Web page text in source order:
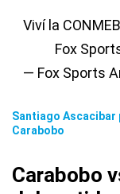
Viví la
Fox
— Fox Sports
Santiago Ascacibar
Carabobo
Carabobo